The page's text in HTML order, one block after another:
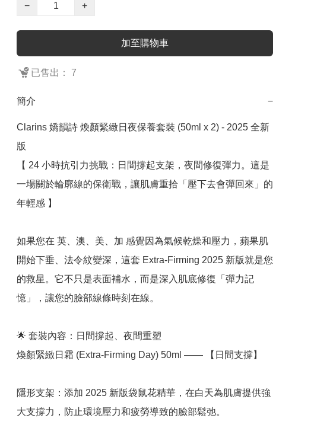
−
+
加至購物車
已售出： 7
簡介 −
Clarins 嬌韻詩 煥顏緊緻日夜保養套裝 (50ml x 2) - 2025 全新
版
【 24 小時抗引力挑戰：日間撐起支架，夜間修復彈力。這是
一場關於輪廓線的保衛戰，讓肌膚重拾「壓下去會彈回來」的
年輕感 】
如果您在 英、澳、美、加 感覺因為氣候乾燥和壓力，蘋果肌
開始下垂、法令紋變深，這套 Extra-Firming 2025 新版就是您
的救星。它不只是表面補水，而是深入肌底修復「彈力記
憶」，讓您的臉部線條時刻在線。
🌟 套裝內容：日間撐起、夜間重塑
煥顏緊緻日霜 (Extra-Firming Day) 50ml —— 【日間支撐】
隱形支架：添加 2025 新版袋鼠花精華，在白天為肌膚提供強
大支撐力，防止環境壓力和疲勞導致的臉部鬆弛。